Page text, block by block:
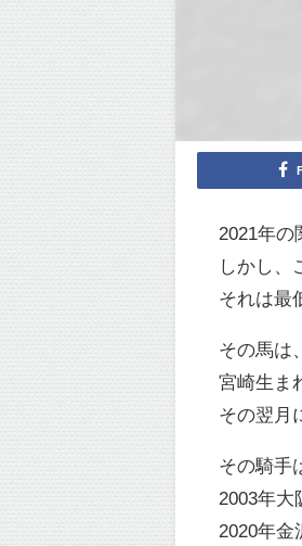
2021年の
しかし、
それは最
その馬は
宮崎生ま
その翌月
その騎手
2003年大
2020年金